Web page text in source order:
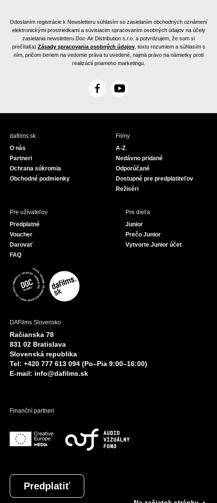
Odoslaním registrácie k Newsletteru súhlasím so zasielaním obchodných oznámení
elektronickými prostriedkami a súvisiacim spracovaním osobných údajov na účely
zasielania newsletteru Doc-Air Distribution s.r.o. a potvrdzujem, že som si
prečítal(a) Zásady spracovania osobných údajov, textu rozumiem a súhlasím s
ním, pričom beriem na vedomie práva tu uvedené, najmä právo na námietky proti
realizácií priameho marketingu.
F
c
Y
u
e
dafilms.sk
O nás
Partneri
Ochrana súkromia
Obchodné podmienky
Filmy
A-Z
Nedávno pridané
Odporúčané
Dostupné pre predplatiteľov
Režiséri
Pre užívateľov
Predplatné
Voucher
Darovať
FAQ
Pre dieťa
Junior
Prečo Junior
Vytvorte Junior účet
DAFilms Slovensko
Račianska 78
831 02 Bratislava
Slovenská republika
Tel: +420 777 613 094 (Po–Pia 9:00–16:00)
E-mail: info@dafilms.sk
Finanční partneri
Predplatiť